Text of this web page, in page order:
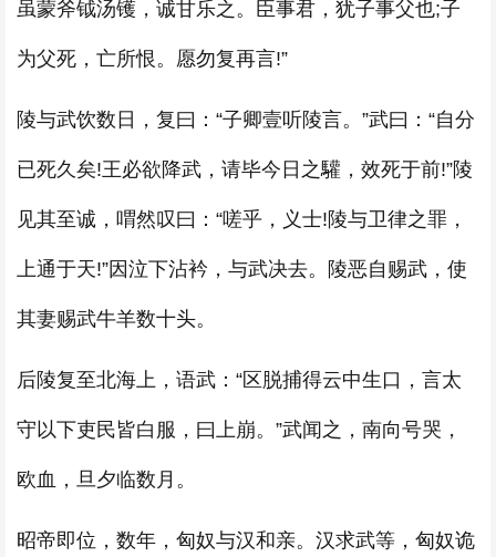
虽蒙斧钺汤镬，诚甘乐之。臣事君，犹子事父也;子
为父死，亡所恨。愿勿复再言!”
陵与武饮数日，复曰：“子卿壹听陵言。”武曰：“自分
已死久矣!王必欲降武，请毕今日之驩，效死于前!”陵
见其至诚，喟然叹曰：“嗟乎，义士!陵与卫律之罪，
上通于天!”因泣下沾衿，与武决去。陵恶自赐武，使
其妻赐武牛羊数十头。
后陵复至北海上，语武：“区脱捕得云中生口，言太
守以下吏民皆白服，曰上崩。”武闻之，南向号哭，
欧血，旦夕临数月。
昭帝即位，数年，匈奴与汉和亲。汉求武等，匈奴诡